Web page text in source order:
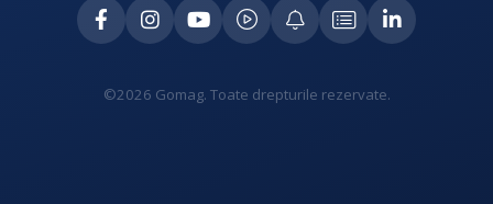
©2026 Gomag. Toate drepturile rezervate.